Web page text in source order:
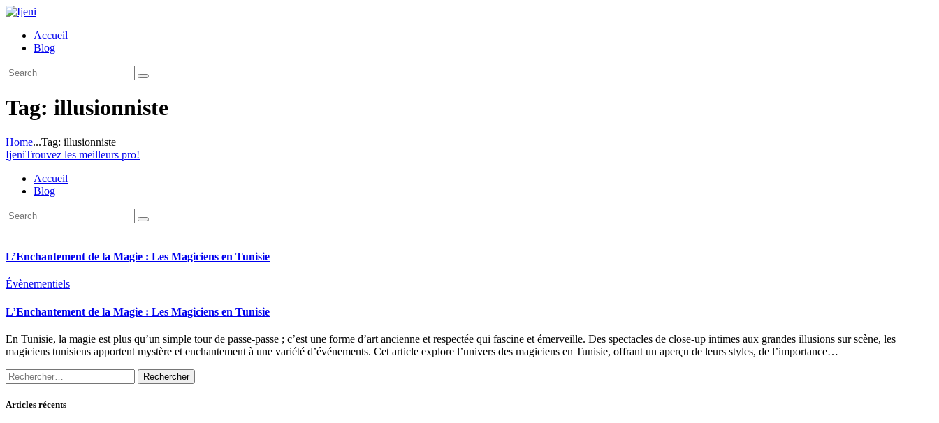
Accueil
Blog
Tag: illusionniste
Home...Tag: illusionniste
IjeniTrouvez les meilleurs pro!
Accueil
Blog
L’Enchantement de la Magie : Les Magiciens en Tunisie
Évènementiels
L’Enchantement de la Magie : Les Magiciens en Tunisie
En Tunisie, la magie est plus qu’un simple tour de passe-passe ; c’est une forme d’art ancienne et respectée qui fascine et émerveille. Des spectacles de close-up intimes aux grandes illusions sur scène, les
magiciens tunisiens apportent mystère et enchantement à une variété d’événements. Cet article explore l’univers des magiciens en Tunisie, offrant un aperçu de leurs styles, de l’importance…
Rechercher :
Articles récents